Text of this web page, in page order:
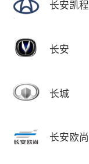
长安凯程
长安
长城
长安欧尚